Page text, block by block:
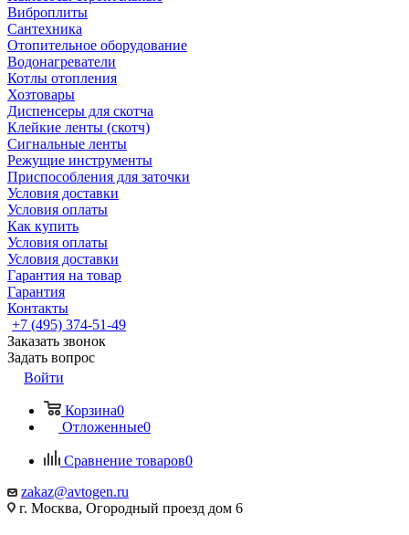
Виброплиты
Сантехника
Отопительное оборудование
Водонагреватели
Котлы отопления
Хозтовары
Диспенсеры для скотча
Клейкие ленты (скотч)
Сигнальные ленты
Режущие инструменты
Приспособления для заточки
Условия доставки
Условия оплаты
Как купить
Условия оплаты
Условия доставки
Гарантия на товар
Гарантия
Контакты
+7 (495) 374-51-49
Заказать звонок
Задать вопрос
Войти
Корзина0
Отложенные0
Сравнение товаров0
zakaz@avtogen.ru
г. Москва, Огородный проезд дом 6